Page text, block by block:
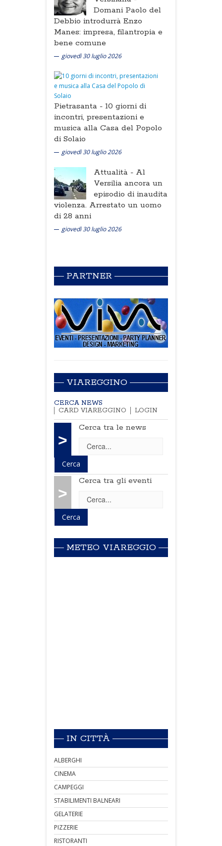
Domani Paolo del
Debbio introdurrà Enzo
Manes: impresa, filantropia e
bene comune
giovedì 30 luglio 2026
Pietrasanta - 10 giorni di
incontri, presentazioni e
musica alla Casa del Popolo
di Solaio
giovedì 30 luglio 2026
Attualità - Al
Versilia ancora un
episodio di inaudita
violenza. Arrestato un uomo
di 28 anni
giovedì 30 luglio 2026
PARTNER
VIAREGGINO
CERCA NEWS
CARD VIAREGGINO
LOGIN
>
Cerca tra le news
>
Cerca tra gli eventi
METEO VIAREGGIO
IN CITTÀ
ALBERGHI
CINEMA
CAMPEGGI
STABILIMENTI BALNEARI
GELATERIE
PIZZERIE
RISTORANTI